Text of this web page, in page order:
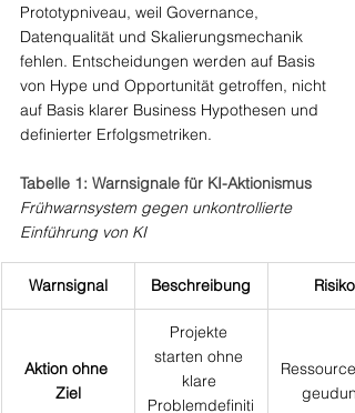
Prototypniveau, weil Governance,
Datenqualität und Skalierungsmechanik
fehlen. Entscheidungen werden auf Basis
von Hype und Opportunität getroffen, nicht
auf Basis klarer Business Hypothesen und
definierter Erfolgsmetriken.
Tabelle 1: Warnsignale für KI-Aktionismus
Frühwarnsystem gegen unkontrollierte
Einführung von KI
Warnsignal Beschreibung Risiko
Aktion ohne
Ziel
Projekte
starten ohne
klare
Problemdefiniti